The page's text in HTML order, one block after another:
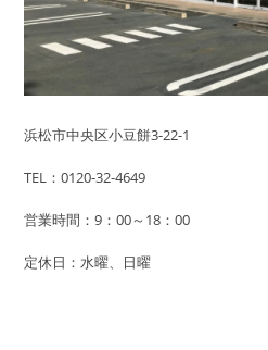
浜松市中央区小豆餅3-22-1
TEL：0120-32-4649
営業時間：9：00～18：00
定休日：水曜、日曜